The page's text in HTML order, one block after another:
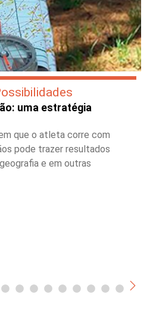
uma estratégia
que o atleta corre com
pode trazer resultados
e em outras